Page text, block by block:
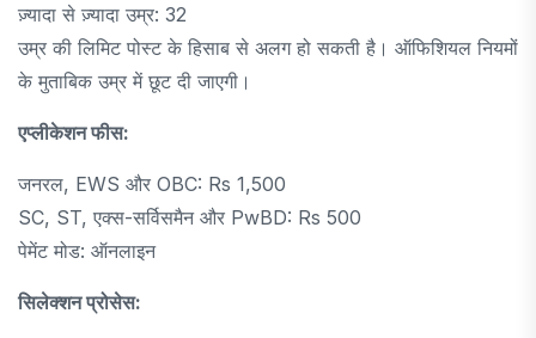
ज़्यादा से ज़्यादा उम्र: 32
उम्र की लिमिट पोस्ट के हिसाब से अलग हो सकती है। ऑफिशियल नियमों
के मुताबिक उम्र में छूट दी जाएगी।
एप्लीकेशन फीस:
जनरल, EWS और OBC: Rs 1,500
SC, ST, एक्स-सर्विसमैन और PwBD: Rs 500
पेमेंट मोड: ऑनलाइन
सिलेक्शन प्रोसेस: